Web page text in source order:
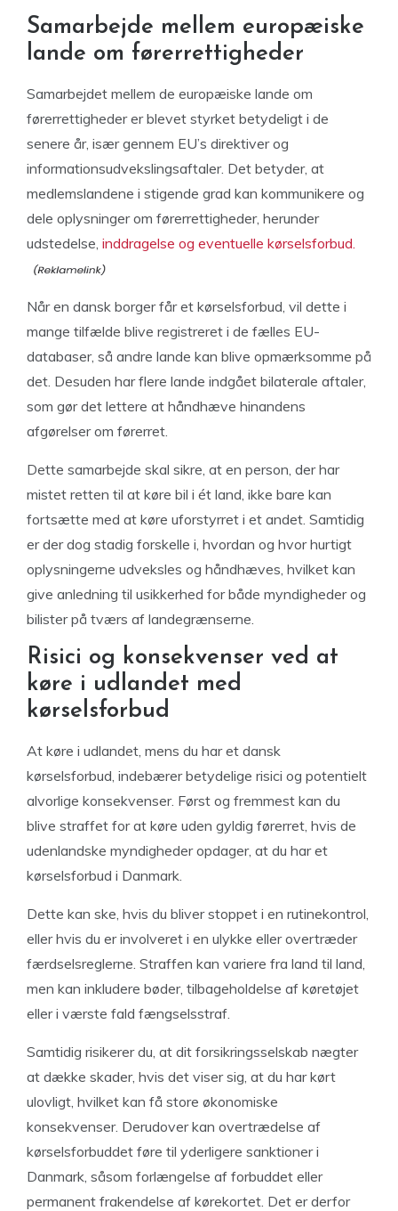
Samarbejde mellem europæiske
lande om førerrettigheder
Samarbejdet mellem de europæiske lande om
førerrettigheder er blevet styrket betydeligt i de
senere år, især gennem EU’s direktiver og
informationsudvekslingsaftaler. Det betyder, at
medlemslandene i stigende grad kan kommunikere og
dele oplysninger om førerrettigheder, herunder
udstedelse, inddragelse og eventuelle kørselsforbud.
Når en dansk borger får et kørselsforbud, vil dette i
mange tilfælde blive registreret i de fælles EU-
databaser, så andre lande kan blive opmærksomme på
det. Desuden har flere lande indgået bilaterale aftaler,
som gør det lettere at håndhæve hinandens
afgørelser om førerret.
Dette samarbejde skal sikre, at en person, der har
mistet retten til at køre bil i ét land, ikke bare kan
fortsætte med at køre uforstyrret i et andet. Samtidig
er der dog stadig forskelle i, hvordan og hvor hurtigt
oplysningerne udveksles og håndhæves, hvilket kan
give anledning til usikkerhed for både myndigheder og
bilister på tværs af landegrænserne.
Risici og konsekvenser ved at
køre i udlandet med
kørselsforbud
At køre i udlandet, mens du har et dansk
kørselsforbud, indebærer betydelige risici og potentielt
alvorlige konsekvenser. Først og fremmest kan du
blive straffet for at køre uden gyldig førerret, hvis de
udenlandske myndigheder opdager, at du har et
kørselsforbud i Danmark.
Dette kan ske, hvis du bliver stoppet i en rutinekontrol,
eller hvis du er involveret i en ulykke eller overtræder
færdselsreglerne. Straffen kan variere fra land til land,
men kan inkludere bøder, tilbageholdelse af køretøjet
eller i værste fald fængselsstraf.
Samtidig risikerer du, at dit forsikringsselskab nægter
at dække skader, hvis det viser sig, at du har kørt
ulovligt, hvilket kan få store økonomiske
konsekvenser. Derudover kan overtrædelse af
kørselsforbuddet føre til yderligere sanktioner i
Danmark, såsom forlængelse af forbuddet eller
permanent frakendelse af kørekortet. Det er derfor